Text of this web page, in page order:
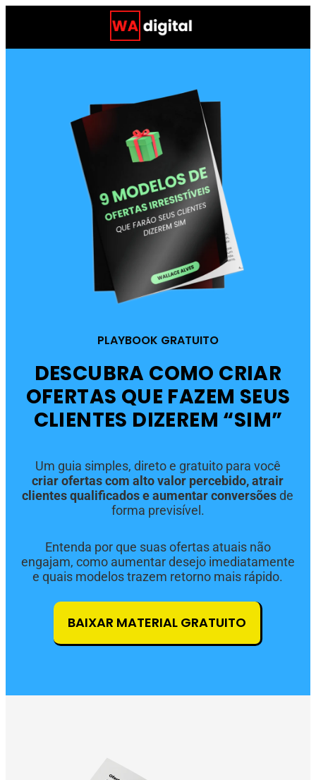
PLAYBOOK GRATUITO
DESCUBRA COMO CRIAR
OFERTAS QUE FAZEM SEUS
CLIENTES DIZEREM “SIM”
Um guia simples, direto e gratuito para você
criar ofertas com alto valor percebido, atrair
clientes qualificados e aumentar conversõesde
forma previsível.
Entenda por que suas ofertas atuais não
engajam, como aumentar desejo imediatamente
e quais modelos trazem retorno mais rápido.
BAIXAR MATERIAL GRATUITO